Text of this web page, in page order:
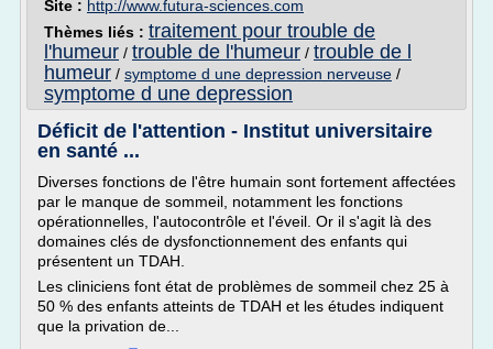
Site : http://www.futura-sciences.com
Thèmes liés : traitement pour trouble de
l'humeur / trouble de l'humeur / trouble de l
humeur / symptome d une depression nerveuse /
symptome d une depression
Déficit de l'attention - Institut universitaire
en santé ...
Diverses fonctions de l'être humain sont fortement affectées
par le manque de sommeil, notamment les fonctions
opérationnelles, l'autocontrôle et l'éveil. Or il s'agit là des
domaines clés de dysfonctionnement des enfants qui
présentent un TDAH.
Les cliniciens font état de problèmes de sommeil chez 25 à
50 % des enfants atteints de TDAH et les études indiquent
que la privation de...